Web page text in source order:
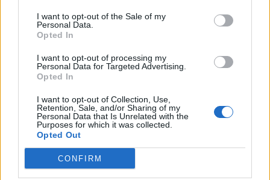
I want to opt-out of the Sale of my
Personal Data.
Opted In
I want to opt-out of processing my
Personal Data for Targeted Advertising.
Opted In
I want to opt-out of Collection, Use,
Retention, Sale, and/or Sharing of my
Personal Data that Is Unrelated with the
Purposes for which it was collected.
Opted Out
CONFIRM